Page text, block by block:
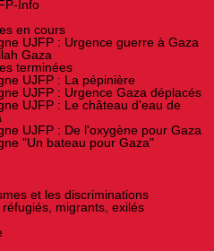
Info
en cours
UJFP : Urgence guerre à Gaza
Gaza
terminées
UJFP : La pépinière
UJFP : Urgence Gaza déplacés
UJFP : Le château d'eau de
UJFP : De l'oxygène pour Gaza
"Un bateau pour Gaza"
et les discriminations
migrants, exilés